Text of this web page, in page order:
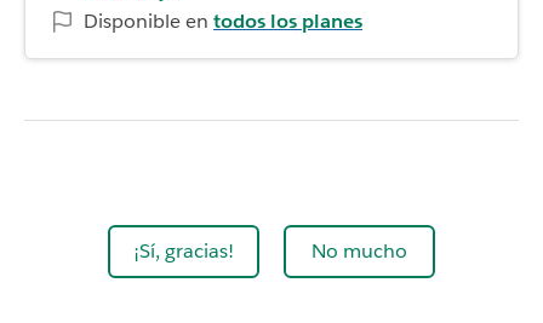
Disponible en todos los planes
¡Sí, gracias! No mucho